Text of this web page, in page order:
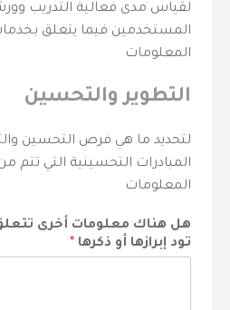
لقياس مدى فعالية التدريب
المستخدمين فيما يتعلق
المعلومات
التطوير والتحسين
لتحديد ما هي فرص التحسين
المبادرات التحسينية التي تتم
المعلومات
هل هناك معلومات أخرى
تود إبرازها أو ذكرها *